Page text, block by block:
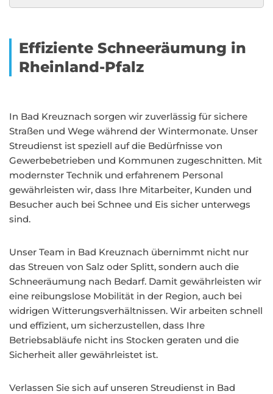
Effiziente Schneeräumung in
Rheinland-Pfalz
In Bad Kreuznach sorgen wir zuverlässig für sichere
Straßen und Wege während der Wintermonate. Unser
Streudienst ist speziell auf die Bedürfnisse von
Gewerbebetrieben und Kommunen zugeschnitten. Mit
modernster Technik und erfahrenem Personal
gewährleisten wir, dass Ihre Mitarbeiter, Kunden und
Besucher auch bei Schnee und Eis sicher unterwegs
sind.
Unser Team in Bad Kreuznach übernimmt nicht nur
das Streuen von Salz oder Splitt, sondern auch die
Schneeräumung nach Bedarf. Damit gewährleisten wir
eine reibungslose Mobilität in der Region, auch bei
widrigen Witterungsverhältnissen. Wir arbeiten schnell
und effizient, um sicherzustellen, dass Ihre
Betriebsabläufe nicht ins Stocken geraten und die
Sicherheit aller gewährleistet ist.
Verlassen Sie sich auf unseren Streudienst in Bad